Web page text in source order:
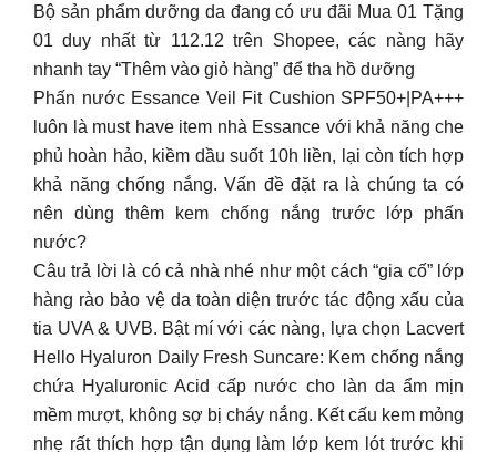
Bộ sản phẩm dưỡng da đang có ưu đãi Mua 01 Tặng
01 duy nhất từ 112.12 trên Shopee, các nàng hãy
nhanh tay “Thêm vào giỏ hàng” để tha hồ dưỡng
Phấn nước Essance Veil Fit Cushion SPF50+|PA+++
luôn là must have item nhà Essance với khả năng che
phủ hoàn hảo, kiềm dầu suốt 10h liền, lại còn tích hợp
khả năng chống nắng. Vấn đề đặt ra là chúng ta có
nên dùng thêm kem chống nắng trước lớp phấn
nước?
Câu trả lời là có cả nhà nhé như một cách “gia cố” lớp
hàng rào bảo vệ da toàn diện trước tác động xấu của
tia UVA & UVB. Bật mí với các nàng, lựa chọn Lacvert
Hello Hyaluron Daily Fresh Suncare: Kem chống nắng
chứa Hyaluronic Acid cấp nước cho làn da ẩm mịn
mềm mượt, không sợ bị cháy nắng. Kết cấu kem mỏng
nhẹ rất thích hợp tận dụng làm lớp kem lót trước khi